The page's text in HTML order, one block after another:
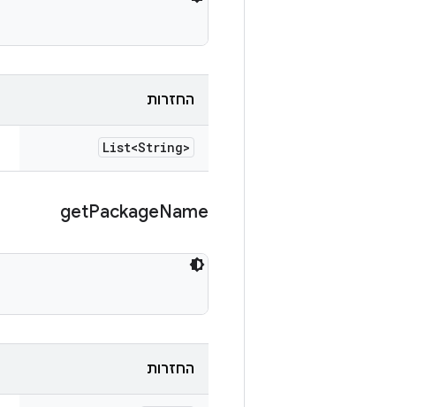
החזרות
List<String>
getPackageName
החזרות